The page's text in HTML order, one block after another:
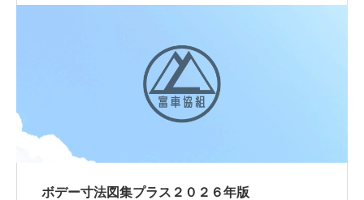
ボデー寸法図集プラス２０２６年版